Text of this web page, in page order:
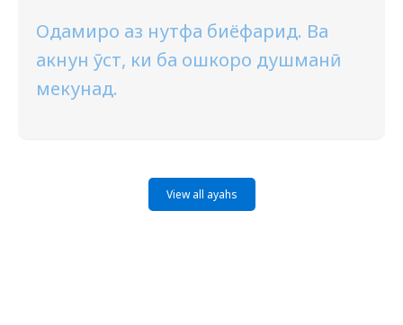
Одамиро аз нутфа биёфарид. Ва
акнун ӯст, ки ба ошкоро душманӣ
мекунад.
View all ayahs